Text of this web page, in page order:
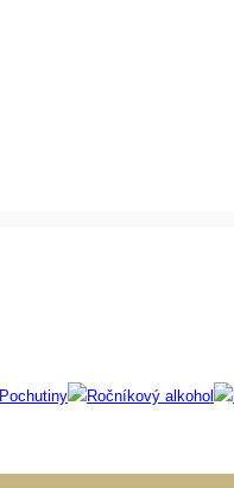
Pochutiny Ročníkový alkohol